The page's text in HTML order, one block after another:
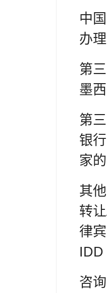
中
办
第
墨
第
银
家
其
转
律
IDD
咨